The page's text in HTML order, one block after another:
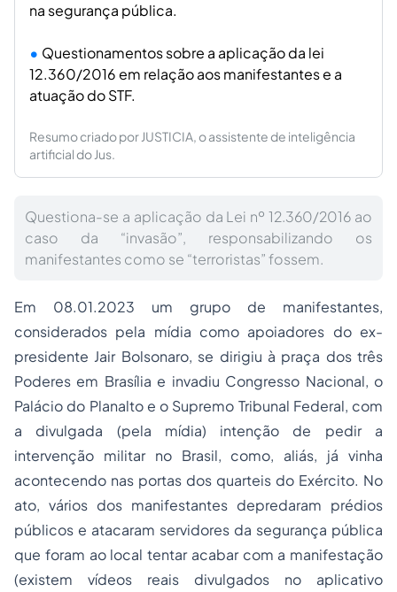
na segurança pública.
Questionamentos sobre a aplicação da lei
12.360/2016 em relação aos manifestantes e a
atuação do STF.
Resumo criado por JUSTICIA, o assistente de inteligência
artificial do Jus.
Questiona-se a aplicação da Lei nº 12.360/2016 ao
caso da “invasão”, responsabilizando os
manifestantes como se “terroristas” fossem.
Em 08.01.2023 um grupo de manifestantes,
considerados pela mídia como apoiadores do ex-
presidente Jair Bolsonaro, se dirigiu à praça dos três
Poderes em Brasília e invadiu Congresso Nacional, o
Palácio do Planalto e o Supremo Tribunal Federal, com
a divulgada (pela mídia) intenção de pedir a
intervenção militar no Brasil, como, aliás, já vinha
acontecendo nas portas dos quarteis do Exército. No
ato, vários dos manifestantes depredaram prédios
públicos e atacaram servidores da segurança pública
que foram ao local tentar acabar com a manifestação
(existem vídeos reais divulgados no aplicativo